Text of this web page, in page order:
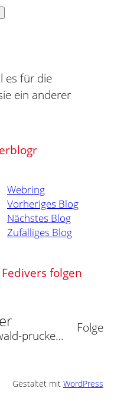
es für die
ein anderer
Webring
Vorheriges Blog
Nächstes Blog
Zufälliges Blog
folgen
@ossis-blog@oswald-prucker.de
Folge
Gestaltet mit WordPress